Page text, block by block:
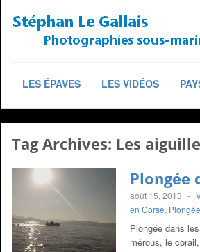
LES ÉPAVES LES VIDÉOS
Tag Archives: Les
Plongée
août 15, 2013 -
en Corse,
Plongée dans
mérous, le